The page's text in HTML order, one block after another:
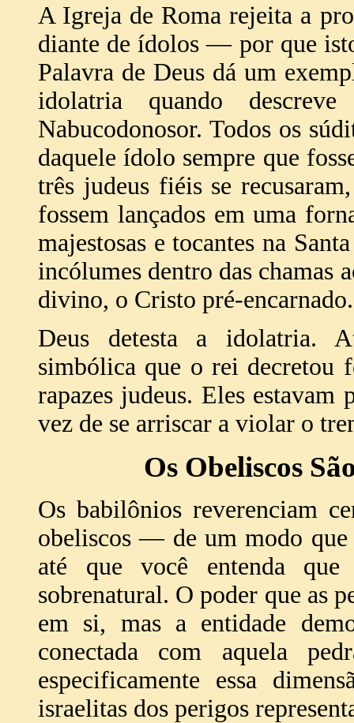
A Igreja de Roma rejeita a
diante de ídolos — por que
Palavra de Deus dá um
idolatria quando
Nabucodonosor. Todos os
daquele ídolo sempre que
três judeus fiéis se
fossem lançados em uma
majestosas e tocantes na
incólumes dentro das chamas
divino, o Cristo pré-encarnado.
Deus detesta a idolatria.
simbólica que o rei decretou
rapazes judeus. Eles estavam
vez de se arriscar a violar o
Os Obeliscos
Os babilônios reverenciam
obeliscos — de um modo que
até que você entenda
sobrenatural. O poder que as
em si, mas a entidade
conectada com aquela
especificamente essa
israelitas dos perigos